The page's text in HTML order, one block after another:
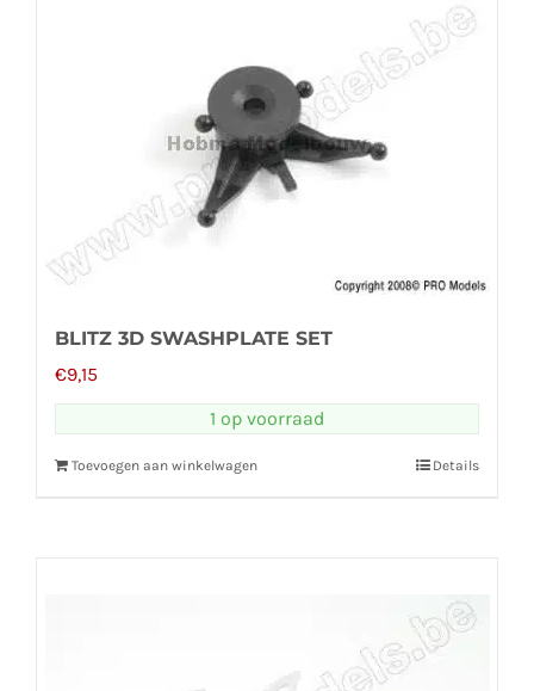
BLITZ 3D SWASHPLATE SET
€9,15
1 op voorraad
Toevoegen aan winkelwagen Details